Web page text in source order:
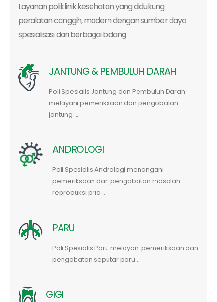
Layanan poliklinik kesehatan yang didukung
peralatan canggih, modern dengan sumber daya
spesialisasi dari berbagai bidang
JANTUNG & PEMBULUH DARAH
Poli Spesialis Jantung dan Pembuluh Darah
melayani pemeriksaan dan pengobatan
jantung ...
ANDROLOGI
Poli Spesialis Andrologi menangani
pemeriksaan dan pengobatan masalah
reproduksi pria ...
PARU
Poli Spesialis Paru melayani pemeriksaan dan
pengobatan seputar paru ...
GIGI